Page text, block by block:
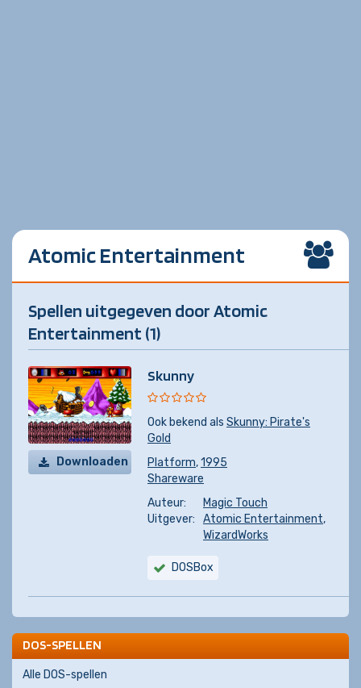
Atomic Entertainment
Spellen uitgegeven door Atomic
Entertainment (1)
Downloaden
Skunny
Ook bekend als Skunny: Pirate's
Gold
Platform,1995
Shareware
Auteur:
Magic Touch
Uitgever:
Atomic Entertainment,
WizardWorks
DOSBox
DOS-SPELLEN
Alle DOS-spellen